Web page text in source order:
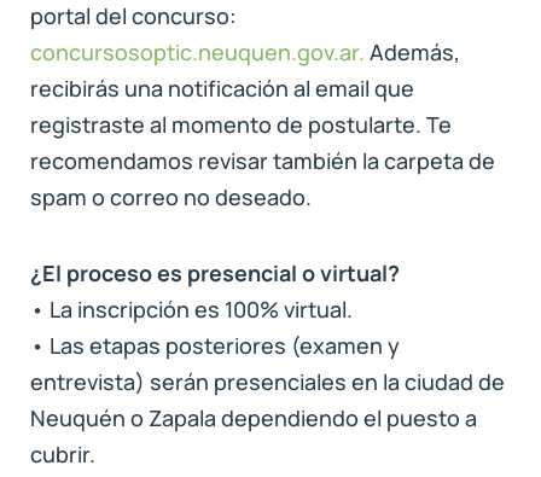
portal del concurso:
concursosoptic.neuquen.gov.ar. Además,
recibirás una notificación al email que
registraste al momento de postularte. Te
recomendamos revisar también la carpeta de
spam o correo no deseado.
¿El proceso es presencial o virtual?
• La inscripción es 100% virtual.
• Las etapas posteriores (examen y
entrevista) serán presenciales en la ciudad de
Neuquén o Zapala dependiendo el puesto a
cubrir.